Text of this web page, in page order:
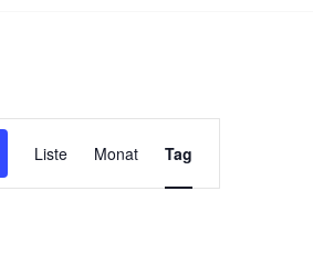
Ansichten-
Liste Monat Tag